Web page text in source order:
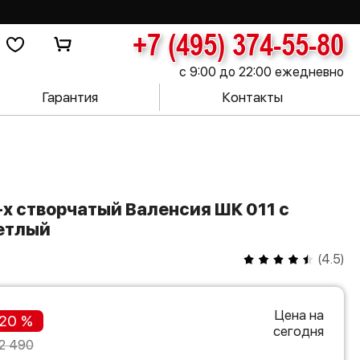
+7 (495) 374-55-80
с 9:00 до 22:00 ежедневно
Гарантия Контакты
(4.5)
%
490
Цена на
сегодня